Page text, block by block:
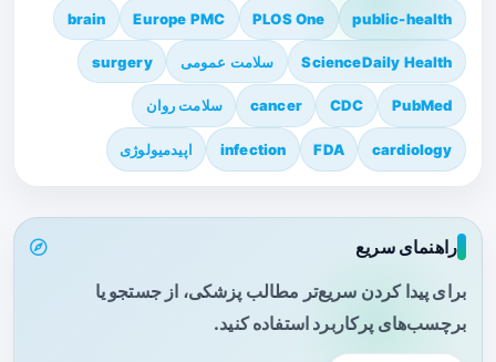
public-health
PLOS One
Europe PMC
brain
ScienceDaily Health سلامت عمومی surgery
PubMed
CDC
cancer سلامت روان
cardiology
FDA
infection اپیدمیولوژی
راهنمای سریع
برای پیدا کردن سریع‌تر مطالب پزشکی، از جستجو یا
برچسب‌های پرکاربرد استفاده کنید.